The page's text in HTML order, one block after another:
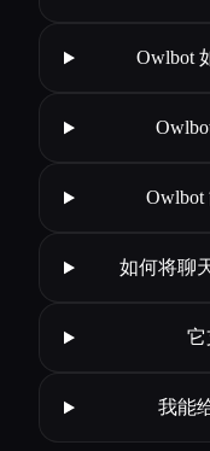
Owlbot
Owlbot
如何将聊
它
我能